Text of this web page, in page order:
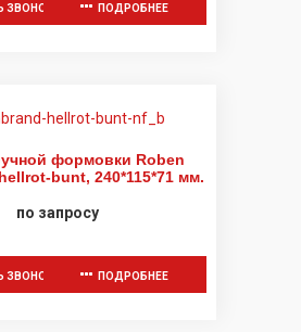
ЗВОНОК ПОДРОБНЕЕ
формовки Roben
bunt, 240*115*71 мм.
по запросу
ЗВОНОК ПОДРОБНЕЕ